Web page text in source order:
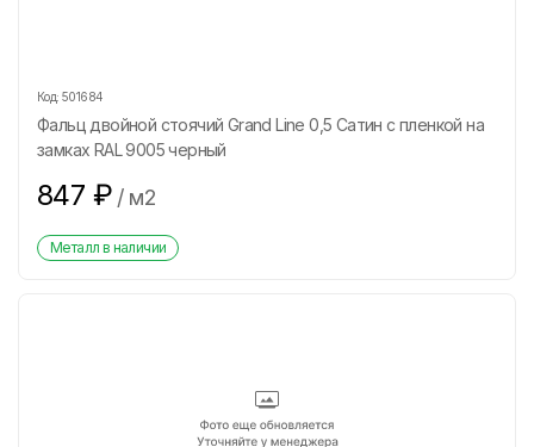
Код: 501684
Фальц двойной стоячий Grand Line 0,5 Сатин с пленкой на
замках RAL 9005 черный
847 ₽ / м2
Металл в наличии